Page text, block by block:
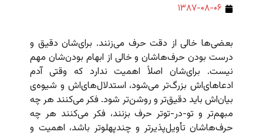
۱۳۸۷-۰۸-۰۶
بعضی‌ها خالی از دقت حرف می‌زنند. برای‌شان دقیق و
درست بودن حرف‌هاشان و خالی از ابهام بودن‌شان مهم
نیست. برای‌شان اصلاً اهمیت ندارد که وقتی آدم
ادعاهای‌اش بزرگ‌تر می‌شود، استدلال‌های‌اش و شیوه‌ی
بیان‌اش باید دقیق‌تر و روشن‌تر شود. فکر می‌کنند هر چه
مبهم‌تر و تو-در-توتر حرف بزنند، فکر می‌کنند هر چه
حرف‌هاشان تأویل‌پذیرتر و چندپهلوتر باشد، اهمیت و